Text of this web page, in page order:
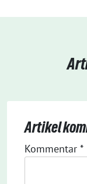
Artikel
Kommentar *